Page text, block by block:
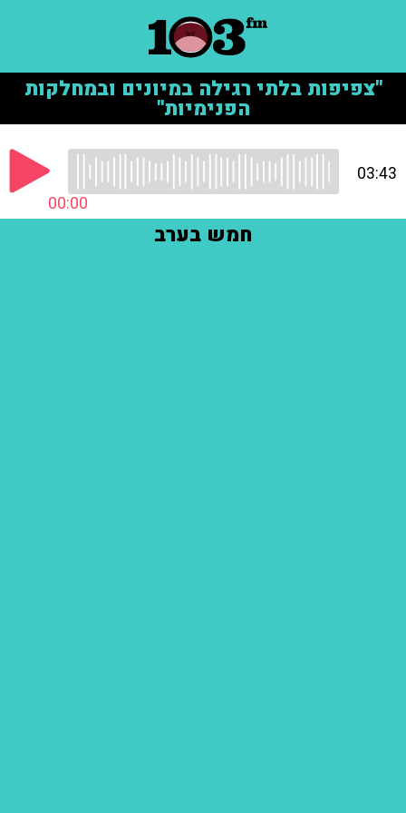
"צפיפות בלתי רגילה במיונים ובמחלקות
הפנימיות"
00:00
03:43
חמש בערב